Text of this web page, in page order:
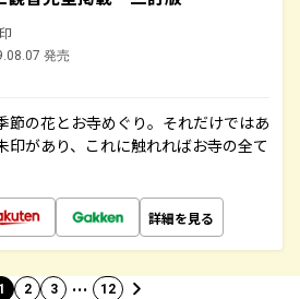
発売
節の花とお寺めぐり。それだけではあ
印があり、これに触れればお寺の全て
詳細を見る
1 2 3 … 12